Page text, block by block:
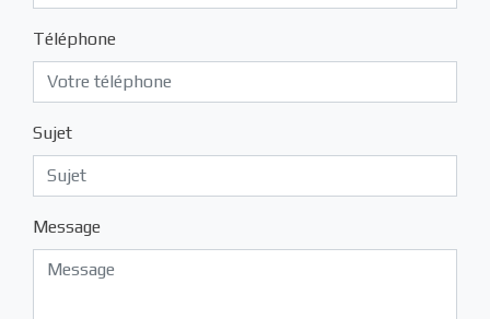
Téléphone
Sujet
Message